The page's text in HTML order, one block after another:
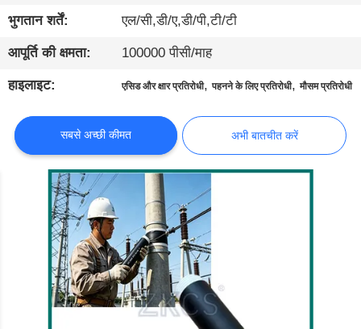
गुणवत्ता
नियंत्रण
हमसे
संपर्क
करें
समाचार
भुगतान शर्तें: एल/सी,डी/ए,डी/पी,टी/टी
आपूर्ति की क्षमता: 100000 पीसी/माह
हाइलाइट: एसिड और क्षार प्रतिरोधी,पहनने के लिए प्रतिरोधी,मौसम प्रतिरोधी
सबसे अच्छी कीमत अभी बातचीत करें